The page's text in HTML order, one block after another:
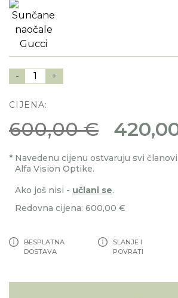
- 1 +
CIJENA:
600,00 €
* Navedenu cijenu ostvaruju svi
Alfa Vision Optike.
Ako još nisi - učlani se.
Redovna cijena: 600,00 €
BESPLATNA
DOSTAVA
SLANJE I
POVRATI